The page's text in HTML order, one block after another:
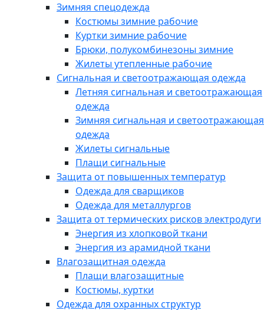
Зимняя спецодежда
Костюмы зимние рабочие
Куртки зимние рабочие
Брюки, полукомбинезоны зимние
Жилеты утепленные рабочие
Сигнальная и светоотражающая одежда
Летняя сигнальная и светоотражающая
одежда
Зимняя сигнальная и светоотражающая
одежда
Жилеты сигнальные
Плащи сигнальные
Защита от повышенных температур
Одежда для сварщиков
Одежда для металлургов
Защита от термических рисков электродуги
Энергия из хлопковой ткани
Энергия из арамидной ткани
Влагозащитная одежда
Плащи влагозащитные
Костюмы, куртки
Одежда для охранных структур